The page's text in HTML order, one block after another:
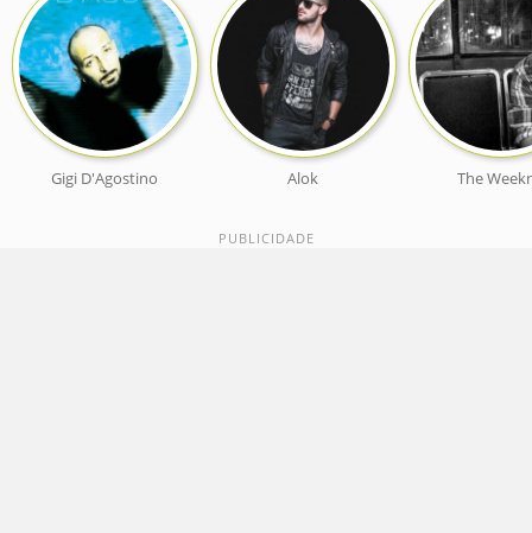
Gigi D'Agostino Alok The